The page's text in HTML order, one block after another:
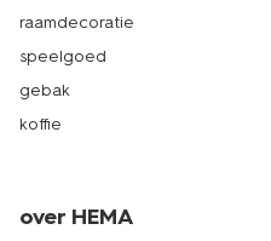
raamdecoratie
speelgoed
gebak
koffie
over HEMA